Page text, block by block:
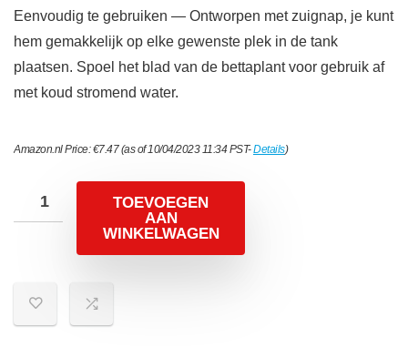
Eenvoudig te gebruiken — Ontworpen met zuignap, je kunt
hem gemakkelijk op elke gewenste plek in de tank
plaatsen. Spoel het blad van de bettaplant voor gebruik af
met koud stromend water.
Amazon.nl Price:€7.47(as of 10/04/2023 11:34 PST-Details)
TOEVOEGEN
AAN
WINKELWAGEN